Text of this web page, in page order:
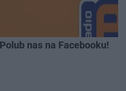
nas na Facebooku!